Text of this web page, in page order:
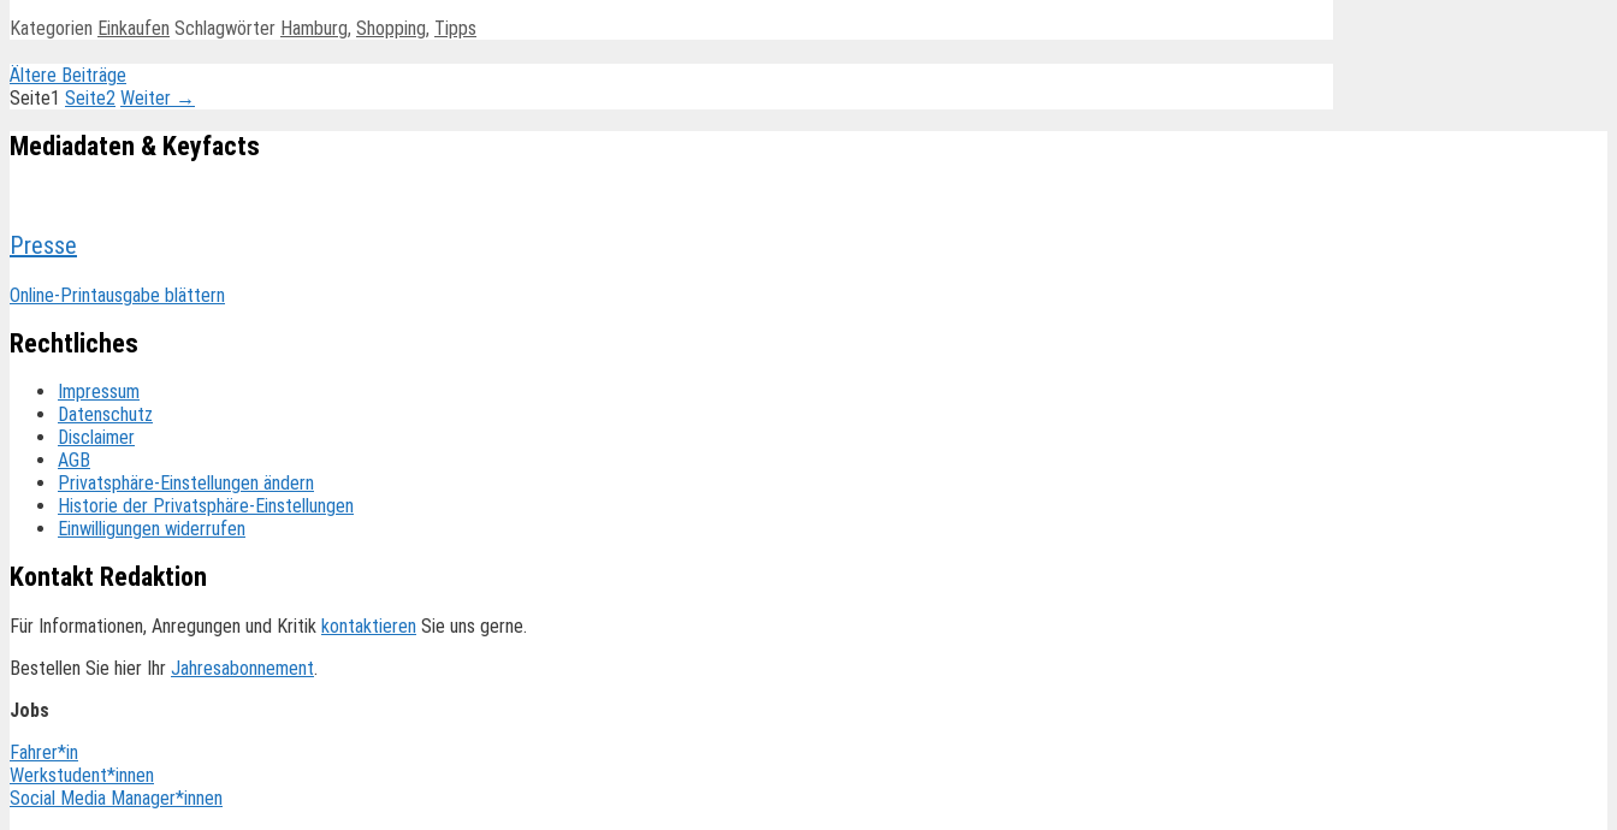
Kategorien Einkaufen Schlagwörter Hamburg, Shopping, Tipps
Ältere Beiträge
Seite1 Seite2 Weiter →
Mediadaten & Keyfacts
Presse
Online-Printausgabe blättern
Rechtliches
Impressum
Datenschutz
Disclaimer
AGB
Privatsphäre-Einstellungen ändern
Historie der Privatsphäre-Einstellungen
Einwilligungen widerrufen
Kontakt Redaktion
Für Informationen, Anregungen und Kritik kontaktieren Sie uns gerne.
Bestellen Sie hier Ihr Jahresabonnement.
Jobs
Fahrer*in
Werkstudent*innen
Social Media Manager*innen